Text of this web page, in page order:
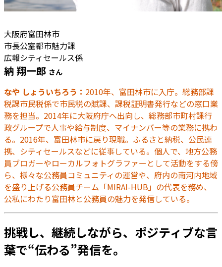
大阪府富田林市
市長公室都市魅力課
広報シティセールス係
納 翔一郎 さん
なや しょういちろう： 2010年、富田林市に入庁。総務部課
税課市民税係で市民税の賦課、課税証明書発行などの窓口業
務を担当。2014年に大阪府庁へ出向し、総務部市町村課行
政グループで人事や給与制度、マイナンバー等の業務に携わ
る。2016年、富田林市に戻り現職。ふるさと納税、公民連
携、シティセールスなどに従事している。個人で、地方公務
員ブロガーやローカルフォトグラファーとして活動をする傍
ら、様々な公務員コミュニティの運営や、府内の南河内地域
を盛り上げる公務員チーム「MIRAI-HUB」の代表を務め、
公私にわたり富田林と公務員の魅力を発信している。
挑戦し、継続しながら、ポジティブな言
葉で“伝わる”発信を。